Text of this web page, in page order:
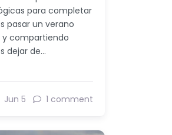
para completar
pasar un verano
compartiendo
dejar de…
Jun 5 1 comment